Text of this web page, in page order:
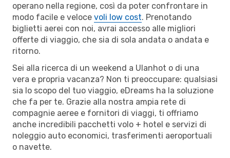
operano nella regione, così da poter confrontare in
modo facile e veloce voli low cost. Prenotando
biglietti aerei con noi, avrai accesso alle migliori
offerte di viaggio, che sia di sola andata o andata e
ritorno.
Sei alla ricerca di un weekend a Ulanhot o di una
vera e propria vacanza? Non ti preoccupare: qualsiasi
sia lo scopo del tuo viaggio, eDreams ha la soluzione
che fa per te. Grazie alla nostra ampia rete di
compagnie aeree e fornitori di viaggi, ti offriamo
anche incredibili pacchetti volo + hotel e servizi di
noleggio auto economici, trasferimenti aeroportuali
o navette.